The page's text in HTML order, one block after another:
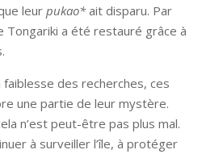
leur pukao*ait disparu. Par
Tongariki a été restauré grâce à
faiblesse des recherches, ces
une partie de leur mystère.
n’est peut-être pas plus mal.
à surveiller l’île, à protéger